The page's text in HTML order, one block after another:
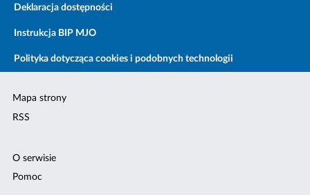
Deklaracja dostępności
Instrukcja BIP MJO
Polityka dotycząca cookies i podobnych technologii
Mapa strony
RSS
O serwisie
Pomoc